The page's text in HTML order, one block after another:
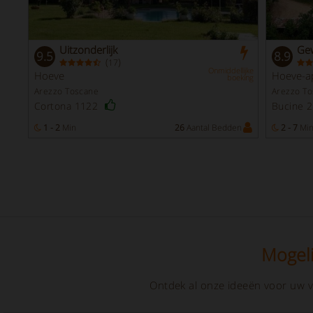
9.5 Uitzonderlijk
( 17 )
Onmiddellijke
boeking
Hoeve
Arezzo Toscane
Cortona 1122
1 - 2 Min 26 Aantal Bedden
8.9
Hoeve-
Arezzo
Bucine
2 - 7 Min
Ontdek al onze ideeën voor uw